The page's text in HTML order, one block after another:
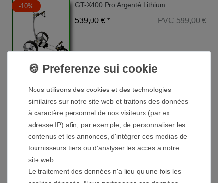
-10% GT-X400 Pro Argenté Lithium
PVC 599,00 €
539,00 € *
* avec TVA hors
Nous utilisons des cookies et des technologies
similaires sur notre site web et traitons des données
à caractère personnel de nos visiteurs (par ex.
adresse IP) afin, par exemple, de personnaliser les
contenus et les annonces, d'intégrer des médias de
fournisseurs tiers ou d'analyser les accès à notre
site web.
Le traitement des données n'a lieu qu'une fois les